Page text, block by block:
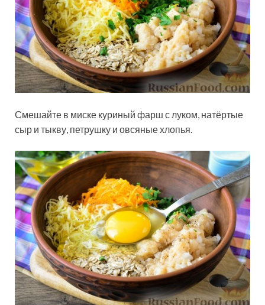
Смешайте в миске куриный фарш с луком, натёртые
сыр и тыкву, петрушку и овсяные хлопья.